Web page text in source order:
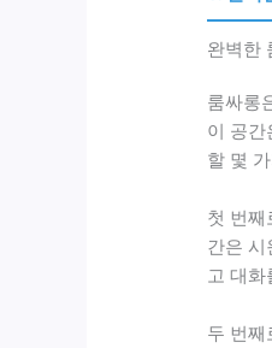
완벽한
룸싸롱
이 공
할 몇
첫 번
간은
고 대화
두 번